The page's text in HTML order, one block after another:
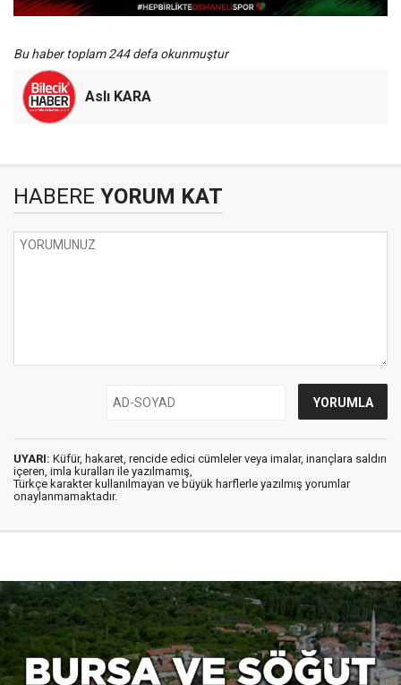
Bu haber toplam 244 defa okunmuştur
Aslı KARA
HABERE YORUM KAT
UYARI: Küfür, hakaret, rencide edici cümleler veya imalar, inançlara saldırı
içeren, imla kuralları ile yazılmamış,
Türkçe karakter kullanılmayan ve büyük harflerle yazılmış yorumlar
onaylanmamaktadır.